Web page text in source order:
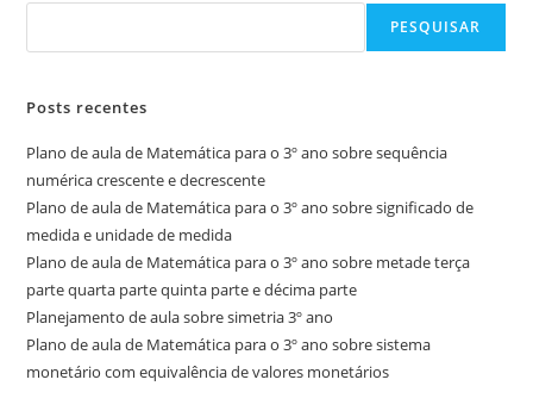
PESQUISAR
Posts recentes
Plano de aula de Matemática para o 3º ano sobre sequência
numérica crescente e decrescente
Plano de aula de Matemática para o 3º ano sobre significado de
medida e unidade de medida
Plano de aula de Matemática para o 3º ano sobre metade terça
parte quarta parte quinta parte e décima parte
Planejamento de aula sobre simetria 3º ano
Plano de aula de Matemática para o 3º ano sobre sistema
monetário com equivalência de valores monetários